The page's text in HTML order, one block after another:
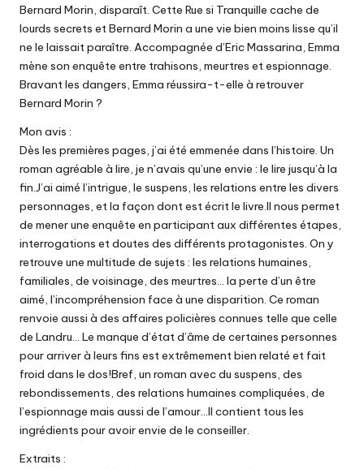
Bernard Morin, disparaît. Cette Rue si Tranquille cache de
lourds secrets et Bernard Morin a une vie bien moins lisse qu’il
ne le laissait paraître. Accompagnée d’Eric Massarina, Emma
mène son enquête entre trahisons, meurtres et espionnage.
Bravant les dangers, Emma réussira-t-elle à retrouver
Bernard Morin ?
Mon avis :
Dès les premières pages, j’ai été emmenée dans l’histoire. Un
roman agréable à lire, je n’avais qu’une envie : le lire jusqu’à la
fin.J’ai aimé l’intrigue, le suspens, les relations entre les divers
personnages, et la façon dont est écrit le livre.Il nous permet
de mener une enquête en participant aux différentes étapes,
interrogations et doutes des différents protagonistes. On y
retrouve une multitude de sujets : les relations humaines,
familiales, de voisinage, des meurtres… la perte d’un être
aimé, l’incompréhension face à une disparition. Ce roman
renvoie aussi à des affaires policières connues telle que celle
de Landru… Le manque d’état d’âme de certaines personnes
pour arriver à leurs fins est extrêmement bien relaté et fait
froid dans le dos!Bref, un roman avec du suspens, des
rebondissements, des relations humaines compliquées, de
l’espionnage mais aussi de l’amour…Il contient tous les
ingrédients pour avoir envie de le conseiller.
Extraits :